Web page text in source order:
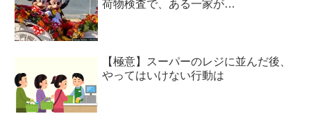
荷物検査で、ある一家が…
【極意】スーパーのレジに並んだ後、
やってはいけない行動は